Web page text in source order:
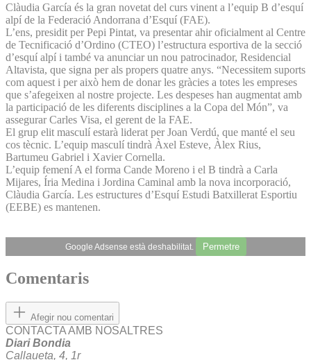
Clàudia García és la gran novetat del curs vinent a l’equip B d’esquí
alpí de la Federació Andorrana d’Esquí (FAE).
L’ens, presidit per Pepi Pintat, va presentar ahir oficialment al Centre
de Tecnificació d’Ordino (CTEO) l’estructura esportiva de la secció
d’esquí alpí i també va anunciar un nou patrocinador, Residencial
Altavista, que signa per als propers quatre anys. “Necessitem suports
com aquest i per això hem de donar les gràcies a totes les empreses
que s’afegeixen al nostre projecte. Les despeses han augmentat amb
la participació de les diferents disciplines a la Copa del Món”, va
assegurar Carles Visa, el gerent de la FAE.
El grup elit masculí estarà liderat per Joan Verdú, que manté el seu
cos tècnic. L’equip masculí tindrà Àxel Esteve, Àlex Rius,
Bartumeu Gabriel i Xavier Cornella.
L’equip femení A el forma Cande Moreno i el B tindrà a Carla
Mijares, Íria Medina i Jordina Caminal amb la nova incorporació,
Clàudia García. Les estructures d’Esquí Estudi Batxillerat Esportiu
(EEBE) es mantenen.
Google Adsense està deshabilitat. Permetre
Comentaris
Afegir nou comentari
CONTACTA AMB NOSALTRES
Diari Bondia
Callaueta, 4, 1r